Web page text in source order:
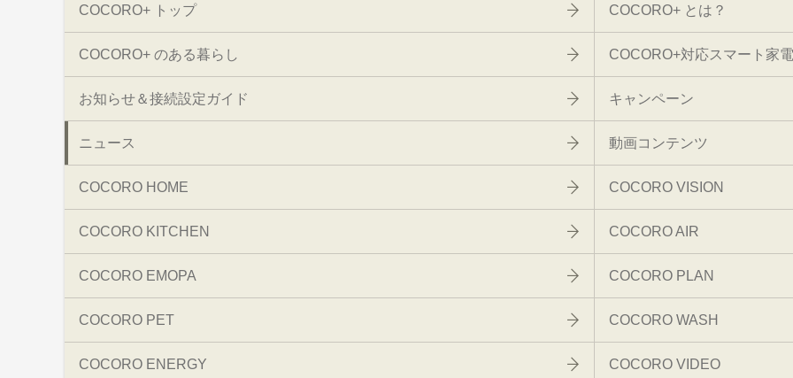
COCORO+ トップ COCORO+ とは？
COCORO+ のある暮らし COCORO+対応スマート家
お知らせ＆接続設定ガイド キャンペーン
ニュース 動画コンテンツ
COCORO HOME COCORO VISION
COCORO KITCHEN COCORO AIR
COCORO EMOPA COCORO PLAN
COCORO PET COCORO WASH
COCORO ENERGY COCORO VIDEO